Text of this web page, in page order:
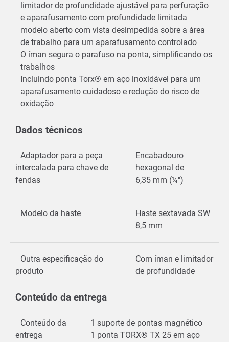
limitador de profundidade ajustável para perfuração
e aparafusamento com profundidade limitada
modelo aberto com vista desimpedida sobre a área
de trabalho para um aparafusamento controlado
O íman segura o parafuso na ponta, simplificando os
trabalhos
Incluindo ponta Torx® em aço inoxidável para um
aparafusamento cuidadoso e redução do risco de
oxidação
Dados técnicos
Adaptador para a peça
intercalada para chave de
fendas
Encabadouro
hexagonal de
6,35 mm (¼")
Modelo da haste
Haste sextavada SW
8,5 mm
Outra especificação do
produto
Com íman e limitador
de profundidade
Conteúdo da entrega
Conteúdo da
entrega
1 suporte de pontas magnético
1 ponta TORX® TX 25 em aço